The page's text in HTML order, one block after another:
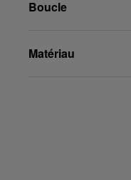
Boucle
Matériau